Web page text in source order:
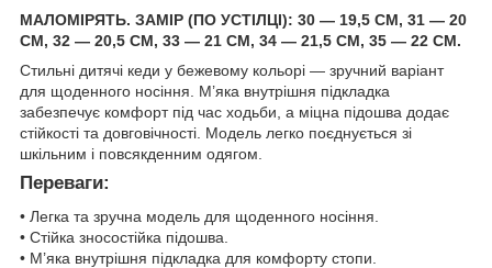
МАЛОМІРЯТЬ. ЗАМІР (ПО УСТІЛЦІ): 30 — 19,5 СМ, 31 — 20
СМ, 32 — 20,5 СМ, 33 — 21 СМ, 34 — 21,5 СМ, 35 — 22 СМ.
Стильні дитячі кеди у бежевому кольорі — зручний варіант
для щоденного носіння. М’яка внутрішня підкладка
забезпечує комфорт під час ходьби, а міцна підошва додає
стійкості та довговічності. Модель легко поєднується зі
шкільним і повсякденним одягом.
Переваги:
• Легка та зручна модель для щоденного носіння.
• Стійка зносостійка підошва.
• М’яка внутрішня підкладка для комфорту стопи.